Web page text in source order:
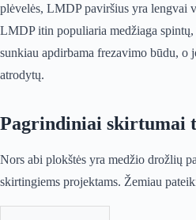
plėvelės, LMDP paviršius yra lengvai
LMDP itin populiaria medžiaga
sunkiau apdirbama frezavimo būdu, o
atrodytų.
Pagrindiniai skirtumai
Nors abi plokštės yra medžio drožlių
skirtingiems projektams. Žemiau